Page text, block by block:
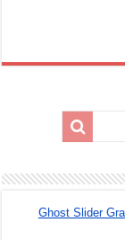
Ghost Slider